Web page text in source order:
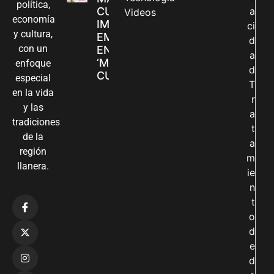
política,
economía
y cultura,
con un
enfoque
especial
en la vida
y las
tradiciones
de la
región
llanera.
CUIDADORAS
IMPULSAN SUS
EMPRENDIMIENTOS
EN LA FERIA
‘MANOS QUE
CUIDAN Y CREAN’
Videos
a
ci
d
a
d
T
r
a
t
a
m
ie
n
t
o
d
e
d